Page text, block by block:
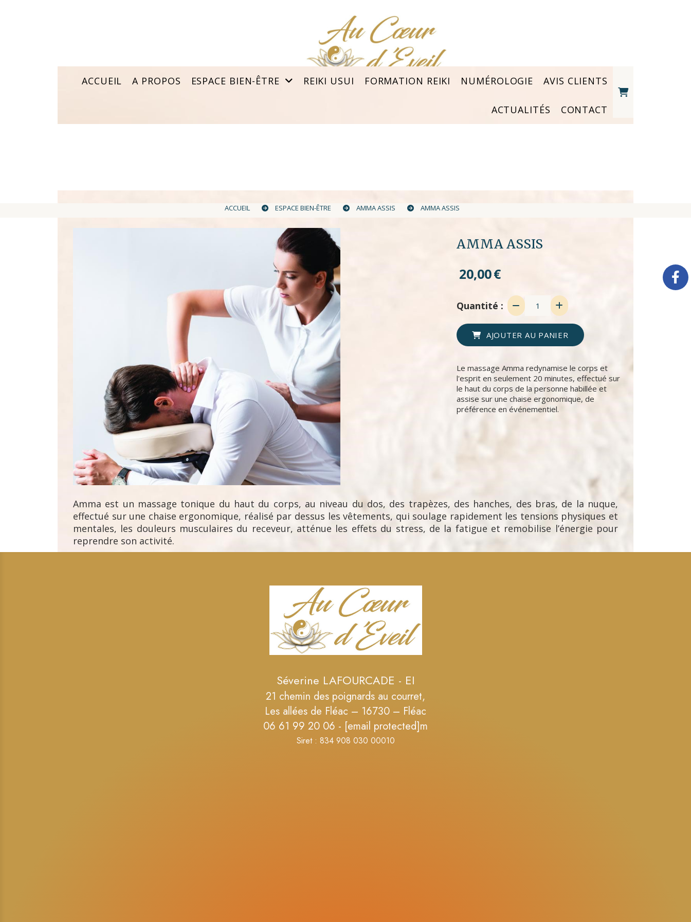
ACCUEIL A PROPOS ESPACE BIEN-ÊTRE REIKI USUI FORMATION REIKI NUMÉROLOGIE AVIS CLIENTS
ACTUALITÉS CONTACT
ACCUEIL ESPACE BIEN-ÊTRE AMMA ASSIS AMMA ASSIS
AMMA ASSIS
20,00€
Quantité :
AJOUTER AU PANIER
Le massage Amma redynamise le corps et
l'esprit en seulement 20 minutes, effectué sur
le haut du corps de la personne habillée et
assise sur une chaise ergonomique, de
préférence en événementiel.
Amma est un massage tonique du haut du corps, au niveau du dos, des trapèzes, des hanches, des bras, de la nuque,
effectué sur une chaise ergonomique, réalisé par dessus les vêtements, qui soulage rapidement les tensions physiques et
mentales, les douleurs musculaires du receveur, atténue les effets du stress, de la fatigue et remobilise l’énergie pour
reprendre son activité.
Séverine LAFOURCADE - EI
21 chemin des poignards au courret,
Les allées de Fléac – 16730 – Fléac
06 61 99 20 06 - [email protected]m
Siret : 834 908 030 00010